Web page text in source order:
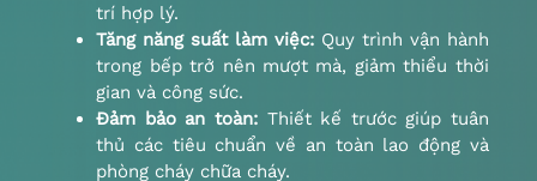
trí hợp lý.
Tăng năng suất làm việc: Quy trình vận hành
trong bếp trở nên mượt mà, giảm thiểu thời
gian và công sức.
Đảm bảo an toàn: Thiết kế trước giúp tuân
thủ các tiêu chuẩn về an toàn lao động và
phòng cháy chữa cháy.